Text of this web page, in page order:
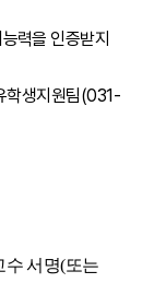
력을 인증받지
학생지원팀(031-
수 서명(또는